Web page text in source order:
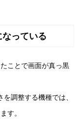
っている
ことで画面が真っ黒
調整する機種では、
す。